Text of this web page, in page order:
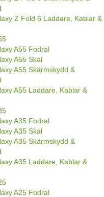
Z Fold 6 Laddare, Kablar &
A55 Fodral
A55 Skal
A55 Skärmskydd &
A55 Laddare, Kablar &
A35 Fodral
A35 Skal
A35 Skärmskydd &
A35 Laddare, Kablar &
A25 Fodral